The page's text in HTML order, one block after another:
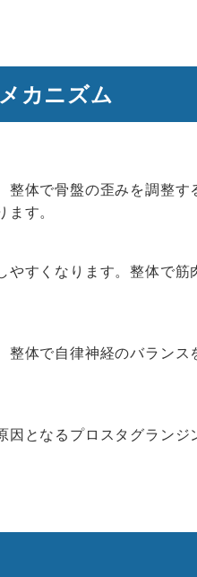
カニズム
体で骨盤の歪みを調整す
す。
すくなります。整体で筋
体で自律神経のバランス
となるプロスタグランジ